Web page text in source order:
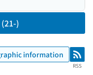
)
information RSS
RSS